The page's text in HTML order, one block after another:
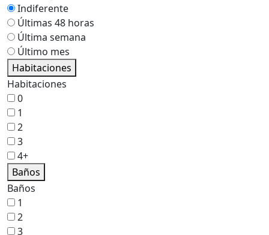
Indiferente
Últimas 48 horas
Última semana
Último mes
Habitaciones
Habitaciones
0
1
2
3
4+
Baños
Baños
1
2
3